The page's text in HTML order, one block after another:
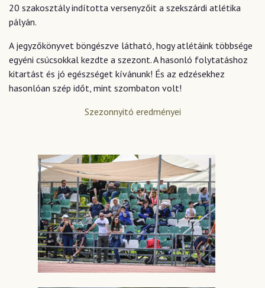
20 szakosztály indította versenyzőit a szekszárdi atlétika
pályán.
A jegyzőkönyvet böngészve látható, hogy atlétáink többsége
egyéni csúcsokkal kezdte a szezont. A hasonló folytatáshoz
kitartást és jó egészséget kívánunk! És az edzésekhez
hasonlóan szép időt, mint szombaton volt!
Szezonnyitó eredményei